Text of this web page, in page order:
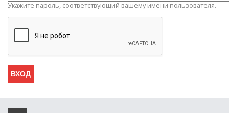
Укажите пароль, соответствующий вашему имени пользователя.